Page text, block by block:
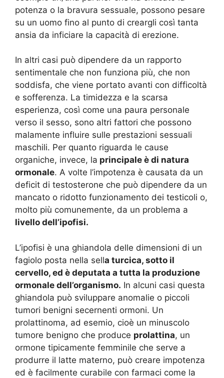
potenza o la bravura sessuale, possono pesare
su un uomo fino al punto di creargli così tanta
ansia da inficiare la capacità di erezione.
In altri casi può dipendere da un rapporto
sentimentale che non funziona più, che non
soddisfa, che viene portato avanti con difficoltà
e sofferenza. La timidezza e la scarsa
esperienza, così come una paura personale
verso il sesso, sono altri fattori che possono
malamente influire sulle prestazioni sessuali
maschili. Per quanto riguarda le cause
organiche, invece, la principale è di natura
ormonale. A volte l’impotenza è causata da un
deficit di testosterone che può dipendere da un
mancato o ridotto funzionamento dei testicoli o,
molto più comunemente, da un problema a
livello dell’ipofisi.
L’ipofisi è una ghiandola delle dimensioni di un
fagiolo posta nella sella turcica, sotto il
cervello, ed è deputata a tutta la produzione
ormonale dell’organismo. In alcuni casi questa
ghiandola può sviluppare anomalie o piccoli
tumori benigni secernenti ormoni. Un
prolattinoma, ad esemio, cioè un minuscolo
tumore benigno che produce prolattina, un
ormone tipicamente femminile che serve a
produrre il latte materno, può creare impotenza
ed è facilmente curabile con farmaci come la